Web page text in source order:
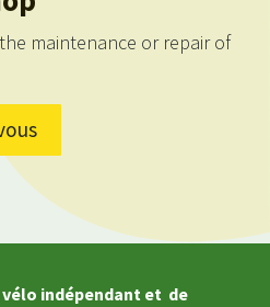
maintenance or repair of
indépendant et de